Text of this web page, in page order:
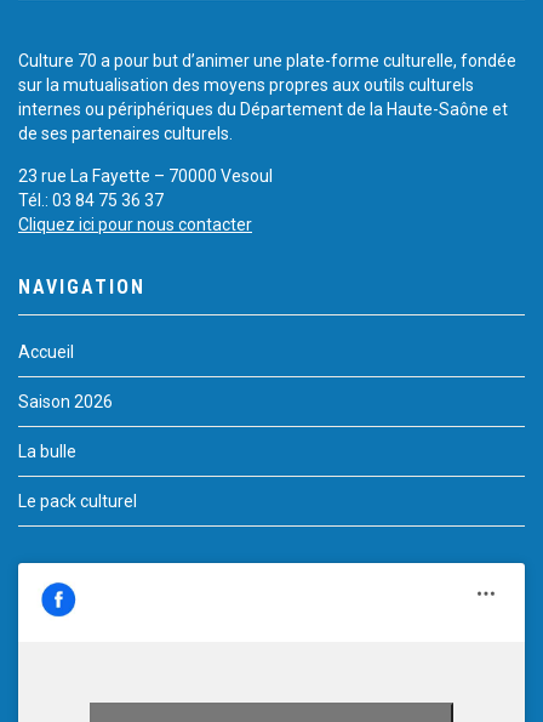
Culture 70 a pour but d’animer une plate-forme culturelle, fondée
sur la mutualisation des moyens propres aux outils culturels
internes ou périphériques du Département de la Haute-Saône et
de ses partenaires culturels.
23 rue La Fayette – 70000 Vesoul
Tél.: 03 84 75 36 37
Cliquez ici pour nous contacter
NAVIGATION
Accueil
Saison 2026
La bulle
Le pack culturel